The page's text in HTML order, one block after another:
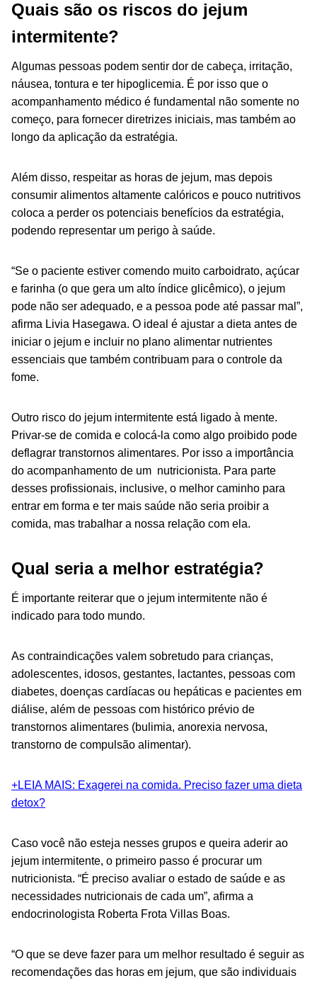
Quais são os riscos do jejum
intermitente?
Algumas pessoas podem sentir dor de cabeça, irritação,
náusea, tontura e ter hipoglicemia. É por isso que o
acompanhamento médico é fundamental não somente no
começo, para fornecer diretrizes iniciais, mas também ao
longo da aplicação da estratégia.
Além disso, respeitar as horas de jejum, mas depois
consumir alimentos altamente calóricos e pouco nutritivos
coloca a perder os potenciais benefícios da estratégia,
podendo representar um perigo à saúde.
“Se o paciente estiver comendo muito carboidrato, açúcar
e farinha (o que gera um alto índice glicêmico), o jejum
pode não ser adequado, e a pessoa pode até passar mal”,
afirma Livia Hasegawa. O ideal é ajustar a dieta antes de
iniciar o jejum e incluir no plano alimentar nutrientes
essenciais que também contribuam para o controle da
fome.
Outro risco do jejum intermitente está ligado à mente.
Privar-se de comida e colocá-la como algo proibido pode
deflagrar transtornos alimentares. Por isso a importância
do acompanhamento de um nutricionista. Para parte
desses profissionais, inclusive, o melhor caminho para
entrar em forma e ter mais saúde não seria proibir a
comida, mas trabalhar a nossa relação com ela.
Qual seria a melhor estratégia?
É importante reiterar que o jejum intermitente não é
indicado para todo mundo.
As contraindicações valem sobretudo para crianças,
adolescentes, idosos, gestantes, lactantes, pessoas com
diabetes, doenças cardíacas ou hepáticas e pacientes em
diálise, além de pessoas com histórico prévio de
transtornos alimentares (bulimia, anorexia nervosa,
transtorno de compulsão alimentar).
+LEIA MAIS: Exagerei na comida. Preciso fazer uma dieta
detox?
Caso você não esteja nesses grupos e queira aderir ao
jejum intermitente, o primeiro passo é procurar um
nutricionista. “É preciso avaliar o estado de saúde e as
necessidades nutricionais de cada um”, afirma a
endocrinologista Roberta Frota Villas Boas.
“O que se deve fazer para um melhor resultado é seguir as
recomendações das horas em jejum, que são individuais